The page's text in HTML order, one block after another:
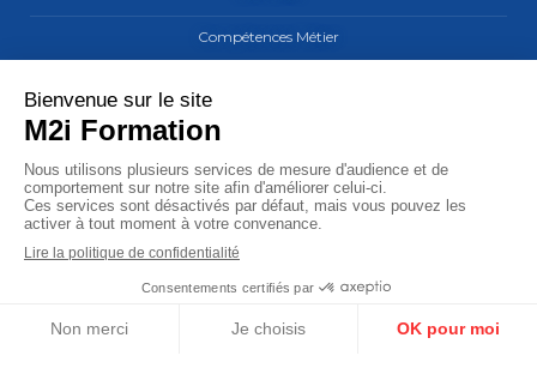
Compétences Métier
Les sites du groupe M2i
MaCarrière by M2i
M2i Formation
M2i Learning